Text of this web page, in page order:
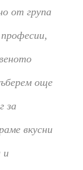
от група
още
за
вкусни
и